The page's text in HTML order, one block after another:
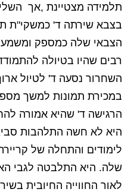
תלמידה מצטיינת ,אך
בצבא שירתה ד' כמשקי"ת
הצבאי שלה כמספק
רבים שהיו בטיולה
השחרור נסעה ד' לטיול
במכירת תמונות למשך
הרגישה ד' שהיא אמורה
היא לא חשה התלהבות
לימודים והתחלה של
שלה. היא התלבטה לגבי
לאור החווייה החיובית